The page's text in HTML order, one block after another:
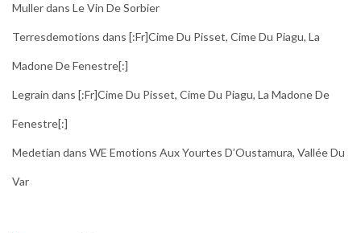
Mullerdans Le Vin De Sorbier
Terresdemotions dans [:fr]Cime Du Pisset, Cime Du Piagu, La
Madone De Fenestre[:]
Legrain dans [:fr]Cime Du Pisset, Cime Du Piagu, La Madone De
Fenestre[:]
Medetian dans WE Emotions Aux Yourtes D’Oustamura, Vallée Du
Var